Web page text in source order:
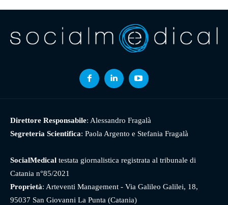
Direttore Responsabile: Alessandro Fragalà
Segreteria Scientifica: Paola Argento e Stefania Fragalà
SocialMedical testata giornalistica registrata al tribunale di
Catania n°85/2021
Proprietà: Arteventi Management - Via Galileo Galilei, 18,
95037 San Giovanni La Punta (Catania)